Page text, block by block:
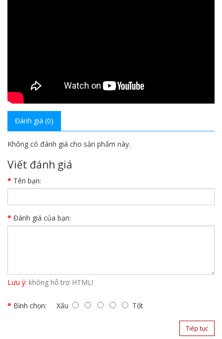
Đánh giá (0)
Không có đánh giá cho sản phẩm này.
Viết đánh giá
Tên bạn:
Đánh giá của bạn:
Lưu ý: không hỗ trợ HTML!
Bình chọn: Xấu Tốt
Tiếp tục